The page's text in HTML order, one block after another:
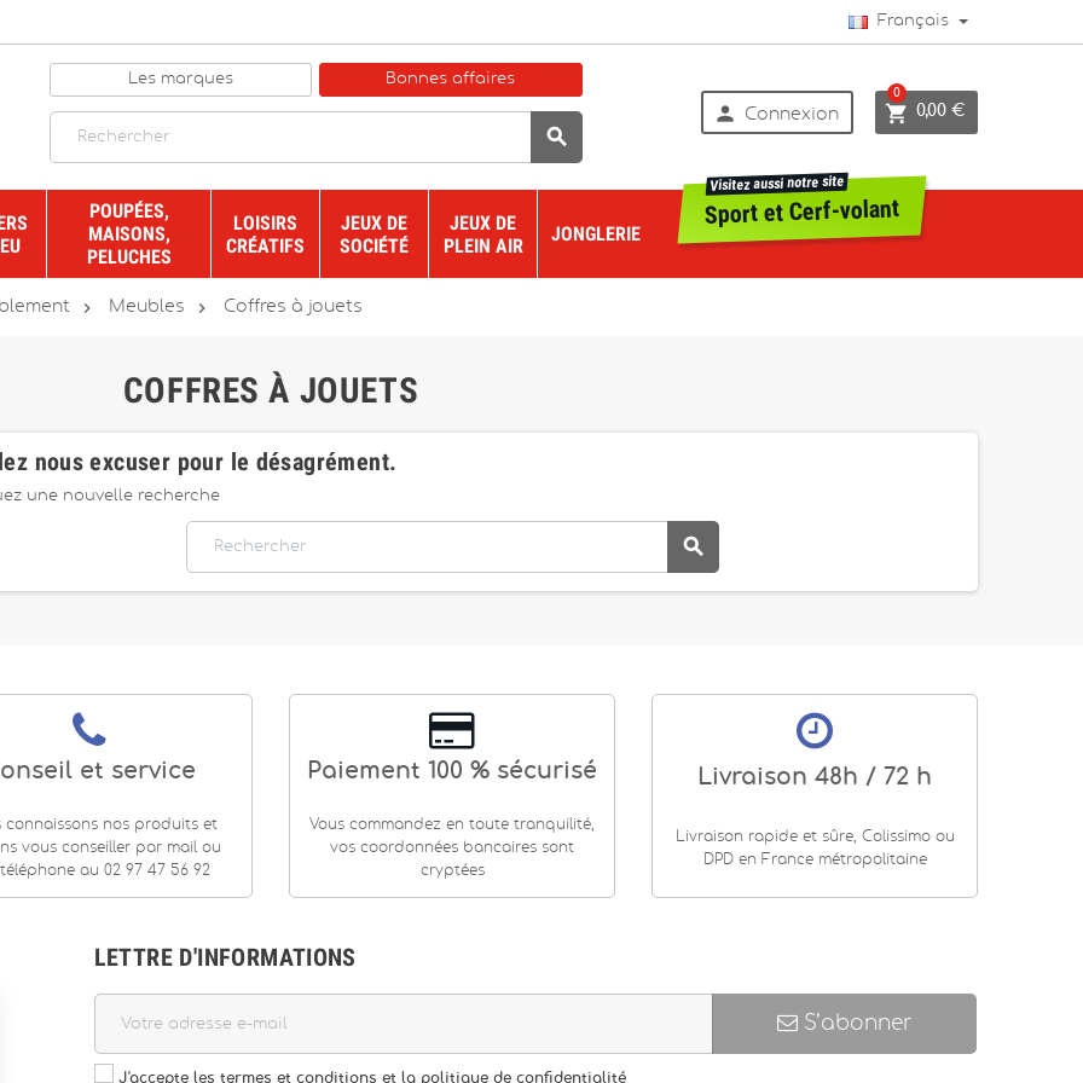
Français
Les marques Bonnes affaires

 Connexion  0,00 €
0
POUPÉES,
MAISONS,
PELUCHES
LOISIRS
CRÉATIFS
JEUX DE
SOCIÉTÉ
JEUX DE
PLEIN AIR
JONGLERIE
Sport et Cerf-volant
Visitez aussi notre site
 Meubles  Coffres à jouets
COFFRES À JOUETS
nous excuser pour le désagrément.
une nouvelle recherche

et service
connaissons nos produits et
vous conseiller par mail ou
au 02 97 47 56 92
Paiement 100 % sécurisé
Vous commandez en toute tranquilité,
vos coordonnées bancaires sont
cryptées
Livraison 48h / 72 h
Livraison rapide et sûre, Colissimo ou
DPD en France métropolitaine
LETTRE D'INFORMATIONS
S’abonner
J'accepte les termes et conditions et la politique de confidentialité